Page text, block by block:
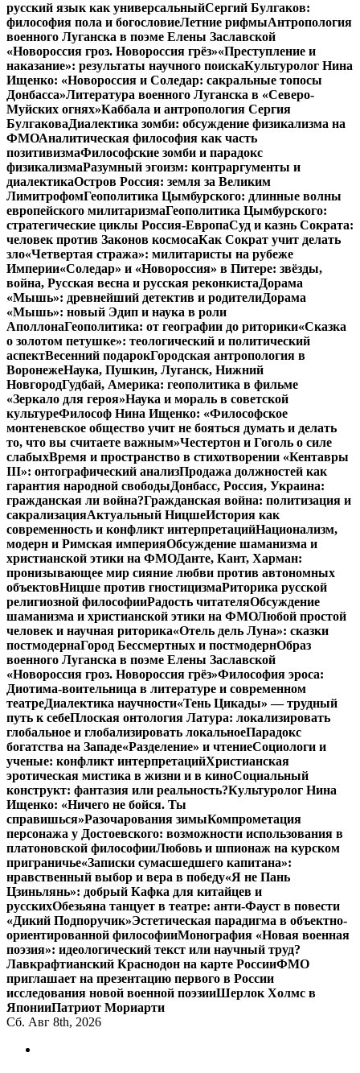
русский язык как универсальныйСергий Булгаков:
философия пола и богословиеЛетние рифмыАнтропология
военного Луганска в поэме Елены Заславской
«Новороссия гроз. Новороссия грёз»«Преступление и
наказание»: результаты научного поискаКультуролог Нина
Ищенко: «Новороссия и Соледар: сакральные топосы
Донбасса»Литература военного Луганска в «Северо-
Муйских огнях»Каббала и антропология Сергия
БулгаковаДиалектика зомби: обсуждение физикализма на
ФМОАналитическая философия как часть
позитивизмаФилософские зомби и парадокс
физикализмаРазумный эгоизм: контраргументы и
диалектикаОстров Россия: земля за Великим
ЛимитрофомГеополитика Цымбурского: длинные волны
европейского милитаризмаГеополитика Цымбурского:
стратегические циклы Россия-ЕвропаСуд и казнь Сократа:
человек против Законов космосаКак Сократ учит делать
зло«Четвертая стража»: милитаристы на рубеже
Империи«Соледар» и «Новороссия» в Питере: звёзды,
война, Русская весна и русская реконкистаДорама
«Мышь»: древнейший детектив и родителиДорама
«Мышь»: новый Эдип и наука в роли
АполлонаГеополитика: от географии до риторики«Сказка
о золотом петушке»: теологический и политический
аспектВесенний подарокГородская антропология в
ВоронежеНаука, Пушкин, Луганск, Нижний
НовгородГудбай, Америка: геополитика в фильме
«Зеркало для героя»Наука и мораль в советской
культуреФилософ Нина Ищенко: «Философское
монтеневское общество учит не бояться думать и делать
то, что вы считаете важным»Честертон и Гоголь о силе
слабыхВремя и пространство в стихотворении «Кентавры
III»: онтографический анализПродажа должностей как
гарантия народной свободыДонбасс, Россия, Украина:
гражданская ли война?Гражданская война: политизация и
сакрализацияАктуальный НицшеИстория как
современность и конфликт интерпретацийНационализм,
модерн и Римская империяОбсуждение шаманизма и
христианской этики на ФМОДанте, Кант, Харман:
пронизывающее мир сияние любви против автономных
объектовНицше против гностицизмаРиторика русской
религиозной философииРадость читателяОбсуждение
шаманизма и христианской этики на ФМОЛюбой простой
человек и научная риторика«Отель дель Луна»: сказки
постмодернаГород Бессмертных и постмодернОбраз
военного Луганска в поэме Елены Заславской
«Новороссия гроз. Новороссия грёз»Философия эроса:
Диотима-воительница в литературе и современном
театреДиалектика научности«Тень Цикады» — трудный
путь к себеПлоская онтология Латура: локализировать
глобальное и глобализировать локальноеПарадокс
богатства на Западе«Разделение» и чтениеСоциологи и
ученые: конфликт интерпретацийХристианская
эротическая мистика в жизни и в киноСоциальный
конструкт: фантазия или реальность?Культуролог Нина
Ищенко: «Ничего не бойся. Ты
справишься»Разочарования зимыКомпрометация
персонажа у Достоевского: возможности использования в
платоновской философииЛюбовь и шпионаж на курском
приграничье«Записки сумасшедшего капитана»:
нравственный выбор и вера в победу«Я не Пань
Цзиньлянь»: добрый Кафка для китайцев и
русскихОбезьяна танцует в театре: анти-Фауст в повести
«Дикий Подпоручик»Эстетическая парадигма в объектно-
ориентированной философииМонография «Новая военная
поэзия»: идеологический текст или научный труд?
Лавкрафтианский Краснодон на карте РоссииФМО
приглашает на презентацию первого в России
исследования новой военной поэзииШерлок Холмс в
ЯпонииПатриот Мориарти
Сб. Авг 8th, 2026